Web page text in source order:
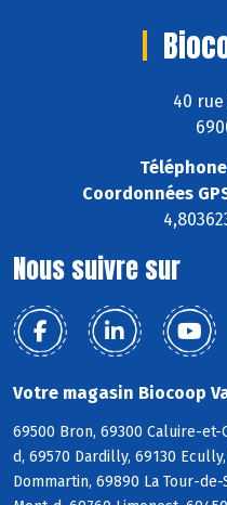
40
Coordonnées
Nous suivre sur
Votre magasin Biocoop
69500 Bron, 69300 Caluire-et-
d, 69570 Dardilly, 69130
Dommartin, 69890 La Tour-